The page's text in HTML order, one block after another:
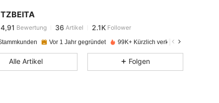
TZBEITA
4,91 Bewertung 36 Artikel 2.1K Follower
k***abezahltVor 1 Tag
4,91 36 2.1K
Vor 1 Jahr gegründet 99K+ Kürzlich verkauft
Alle Artikel Folgen